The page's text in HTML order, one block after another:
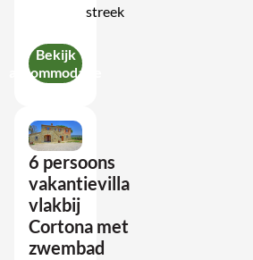
streek
Bekijk
accommodatie
6 persoons
vakantievilla
vlakbij
Cortona met
zwembad